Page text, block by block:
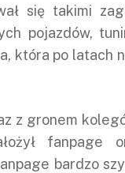
się takimi
pojazdów,
która po latach
z gronem
fanpage
bardzo